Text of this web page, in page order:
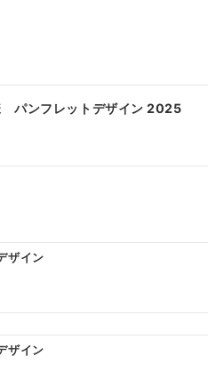
パンフレットデザイン 2025
ザイン
ザイン